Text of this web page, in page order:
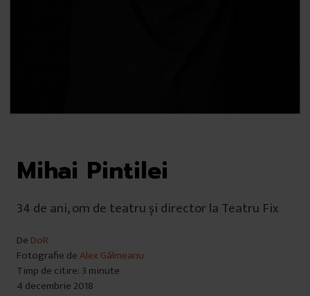
Mihai Pintilei
34 de ani, om de teatru și director la Teatru Fix
De DoR
Fotografie deAlex Gâlmeanu
Timp de citire: 3 minute
4 decembrie 2018